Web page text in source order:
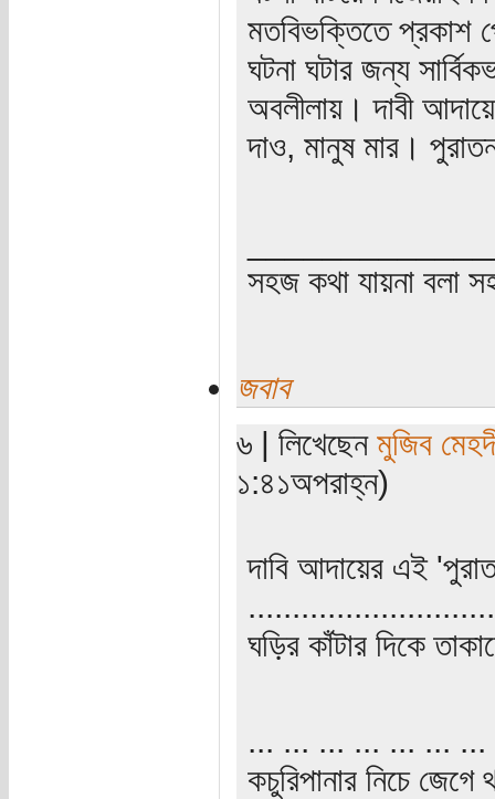
মতবিভক্তিতে প্রকাশ
ঘটনা ঘটার জন্য
অবলীলায়। দাবী
দাও, মানুষ মার।
সহজ কথা যায়না বলা
জবাব
৬ | লিখেছেন মুজিব
১:৪১অপরাহ্ন)
দাবি আদায়ের এই
ঘড়ির কাঁটার দিকে
... ... ... ... ... ...
কচুরিপানার নিচে জেগে